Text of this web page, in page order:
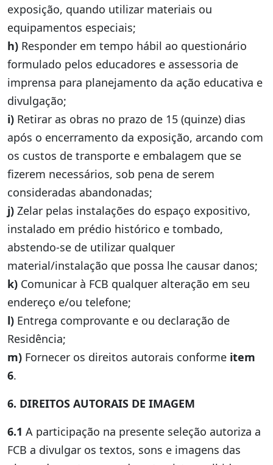
exposição, quando utilizar materiais ou
equipamentos especiais;
h) Responder em tempo hábil ao questionário
formulado pelos educadores e assessoria de
imprensa para planejamento da ação educativa e
divulgação;
i) Retirar as obras no prazo de 15 (quinze) dias
após o encerramento da exposição, arcando com
os custos de transporte e embalagem que se
fizerem necessários, sob pena de serem
consideradas abandonadas;
j) Zelar pelas instalações do espaço expositivo,
instalado em prédio histórico e tombado,
abstendo-se de utilizar qualquer
material/instalação que possa lhe causar danos;
k) Comunicar à FCB qualquer alteração em seu
endereço e/ou telefone;
l) Entrega comprovante e ou declaração de
Residência;
m) Fornecer os direitos autorais conforme item
6.
6. DIREITOS AUTORAIS DE IMAGEM
6.1 A participação na presente seleção autoriza a
FCB a divulgar os textos, sons e imagens das